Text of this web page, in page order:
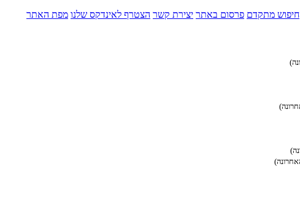
חיפוש מתקדם פרסום באתר יצירת קשר הצטרף לאינדקס שלנו מפת האתר